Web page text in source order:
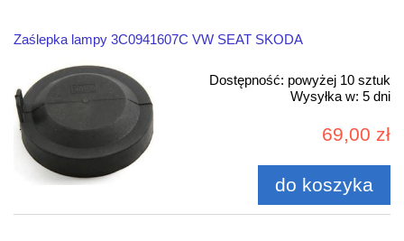
Zaślepka lampy 3C0941607C VW SEAT SKODA
Dostępność: powyżej 10 sztuk
Wysyłka w: 5 dni
69,00 zł
do koszyka